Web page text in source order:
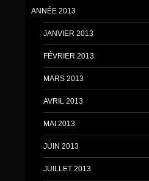
ANNÉE 2013
JANVIER 2013
FÉVRIER 2013
MARS 2013
AVRIL 2013
MAI 2013
JUIN 2013
JUILLET 2013